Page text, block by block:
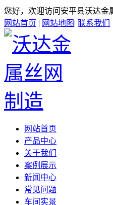
您好，欢迎访问安平县沃达金
网站首页 | 网站地图 | 联系我们
网站首页
产品中心
关于我们
案例展示
新闻中心
常见问题
车间实景